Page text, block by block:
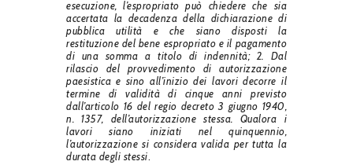
esecuzione, l’espropriato può chiedere che sia
accertata la decadenza della dichiarazione di
pubblica utilità e che siano disposti la
restituzione del bene espropriato e il pagamento
di una somma a titolo di indennità; 2. Dal
rilascio del provvedimento di autorizzazione
paesistica e sino all’inizio dei lavori decorre il
termine di validità di cinque anni previsto
dall’articolo 16 del regio decreto 3 giugno 1940,
n. 1357, dell’autorizzazione stessa. Qualora i
lavori siano iniziati nel quinquennio,
l’autorizzazione si considera valida per tutta la
durata degli stessi.